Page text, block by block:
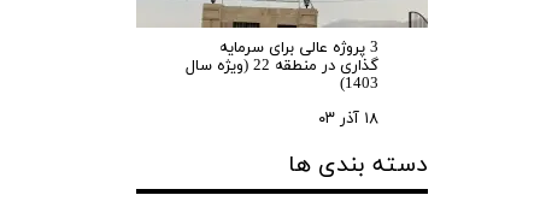
3 پروژه عالی برای سرمایه
گذاری در منطقه 22 (ویژه سال
1403)
۱۸ آذر ۰۳
دسته بندی ها